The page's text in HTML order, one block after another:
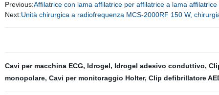
Previous:Affilatrice con lama affilatrice per affilatrice a lama
Next:Unità chirurgica a radiofrequenza MCS-2000RF 150 W,
Cavi per macchina ECG, Idrogel, Idrogel adesivo conduttivo,
monopolare, Cavi per monitoraggio Holter, Clip defibrillatore